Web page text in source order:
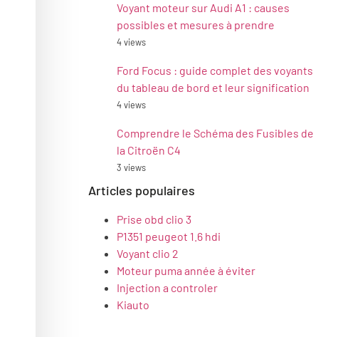
Voyant moteur sur Audi A1 : causes
possibles et mesures à prendre
4 views
Ford Focus : guide complet des voyants
du tableau de bord et leur signification
4 views
Comprendre le Schéma des Fusibles de
la Citroën C4
3 views
Articles populaires
Prise obd clio 3
P1351 peugeot 1.6 hdi
Voyant clio 2
Moteur puma année à éviter
Injection a controler
Kiauto